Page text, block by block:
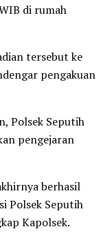
di rumah
tersebut ke
pengakuan
Polsek Seputih
pengejaran
berhasil
Polsek Seputih
Kapolsek.